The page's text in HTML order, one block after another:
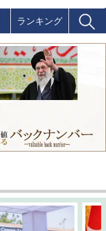
ランキング